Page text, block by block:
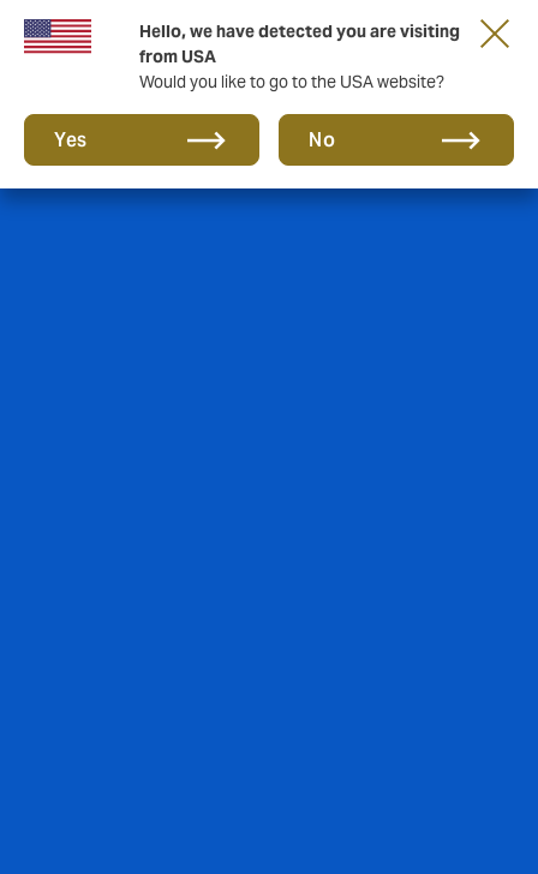
Hello, we have detected you are visiting
from USA
Would you like to go to the USA website?
Yes No